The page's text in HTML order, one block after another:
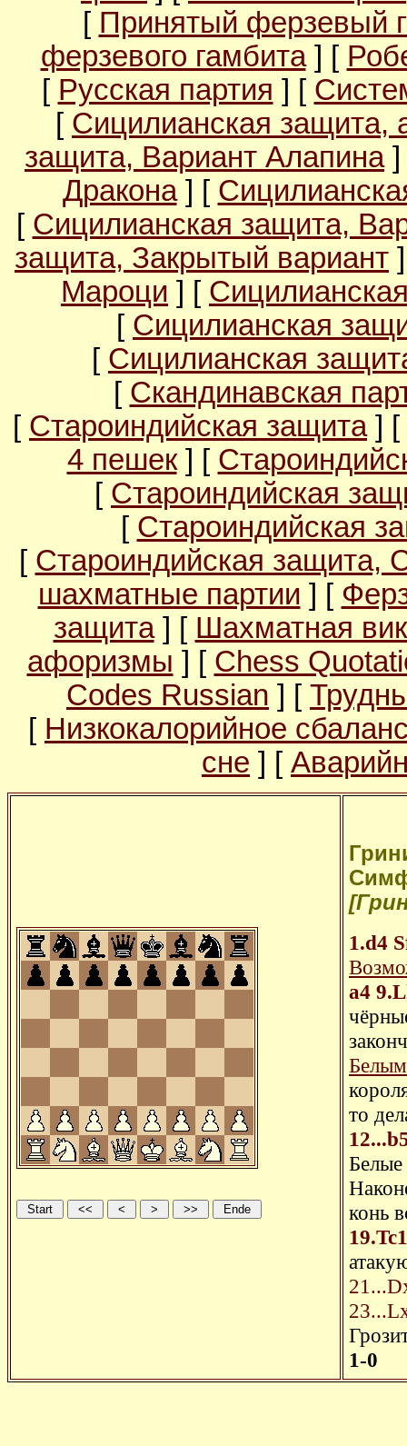
[ Принятый ферзевый
ферзевого гамбита] [
[ Русская партия ] [
[ Сицилианская защита,
защита, Вариант Алапина]
Дракона] [
[ Сицилианская защита,
защита, Закрытый вариант
Мароци ] [
[ Сицилианская
[ Сицилианская
[ Скандинавская
[ Староиндийская защита] [
4 пешек] [
[ Староиндийская
[ Староиндийская
[ Староиндийская защита,
шахматные партии ] [
защита] [ Шахматная
афоризмы ] [ Chess
Codes Russian ] [
[ Низкокалорийное
сне ] [
1.d4
a4
то
конь
19.Tc1
1-0